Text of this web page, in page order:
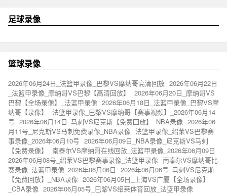
足球录像
篮球录像
2026年06月24日_法篮甲录像_巴黎VS摩纳哥高清回放 2026年06月22日
_法篮甲录像_摩纳哥VS巴黎【高清回放】
2026年06月20日_摩纳哥VS
巴黎【全场录像】_法篮甲录像 2026年06月18日_法篮甲录像_巴黎VS摩
纳哥【录像】
法篮甲录像_巴黎VS摩纳哥【赛事视频】_2026年06月14
号 2026年06月14日_马刺VS尼克斯【免费回放】_NBA录像 2026年06
月11号_尼克斯VS马刺免费录像_NBA录像 法篮甲录像_绍莱VS巴黎赛
事录像_2026年06月10号 2026年06月09日_NBA录像_尼克斯VS马刺
【免费录像】
南泰尔VS摩纳哥在线回放_法篮甲录像_2026年06月09日
2026年06月08号_绍莱VS巴黎赛事录像_法篮甲录像 南泰尔VS摩纳哥比
赛录像_法篮甲录像_2026年06月06日 2026年06月06号_马刺VS尼克斯
【免费回放】_NBA录像 2026年06月05日_上海VS广厦【全场录像】
_CBA录像 2026年06月05号_巴黎VS绍莱体育回放_法篮甲录像